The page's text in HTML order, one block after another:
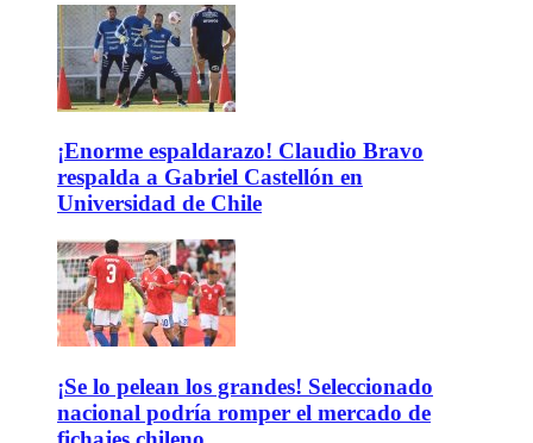
¡Enorme espaldarazo! Claudio Bravo
respalda a Gabriel Castellón en
Universidad de Chile
¡Se lo pelean los grandes! Seleccionado
nacional podría romper el mercado de